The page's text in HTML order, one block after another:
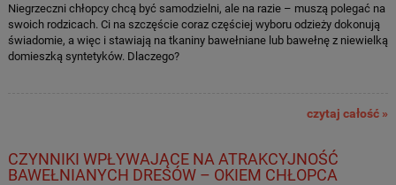
Niegrzeczni chłopcy chcą być samodzielni, ale na razie – muszą polegać na
swoich rodzicach. Ci na szczęście coraz częściej wyboru odzieży dokonują
świadomie, a więc i stawiają na tkaniny bawełniane lub bawełnę z niewielką
domieszką syntetyków. Dlaczego?
czytaj całość »
CZYNNIKI WPŁYWAJĄCE NA ATRAKCYJNOŚĆ
BAWEŁNIANYCH DRESÓW – OKIEM CHŁOPCA